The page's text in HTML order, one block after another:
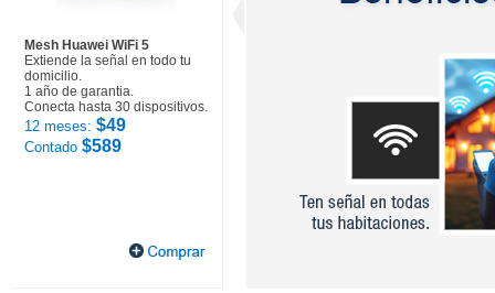
Mesh Huawei WiFi 5
Extiende la señal en todo tu
domicilio.
1 año de garantia.
Conecta hasta 30 dispositivos.
12 meses: $49
Contado $589